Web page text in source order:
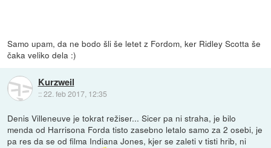
Samo upam, da ne bodo šli še letet z Fordom, ker Ridley Scotta še
čaka veliko dela :)
Kurzweil
::22. feb 2017, 12:35
Denis Villeneuve je tokrat režiser... Sicer pa ni straha, je bilo
menda od Harrisona Forda tisto zasebno letalo samo za 2 osebi, je
pa res da se od filma Indiana Jones, kjer se zaleti v tisti hrib, ni